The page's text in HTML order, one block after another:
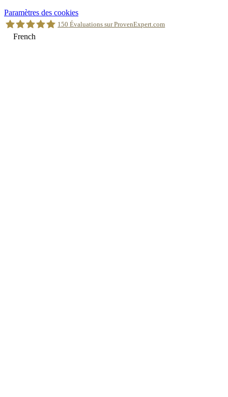
Retour
en
haut
Paramètres des cookies
150 Évaluations sur ProvenExpert.com
French